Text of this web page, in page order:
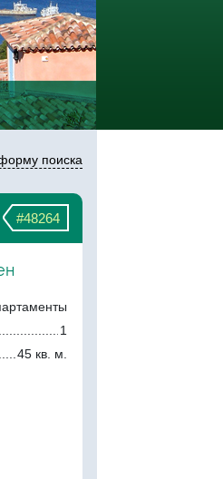
поиска
#48264
1
45 кв. м.